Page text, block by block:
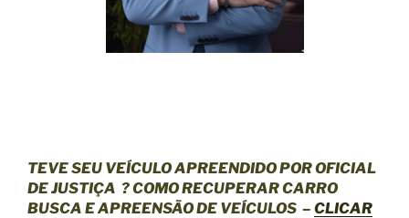
TEVE SEU VEÍCULO APREENDIDO POR OFICIAL
DE JUSTIÇA ? COMO RECUPERAR CARRO
BUSCA E APREENSÃO DE VEÍCULOS – CLICAR